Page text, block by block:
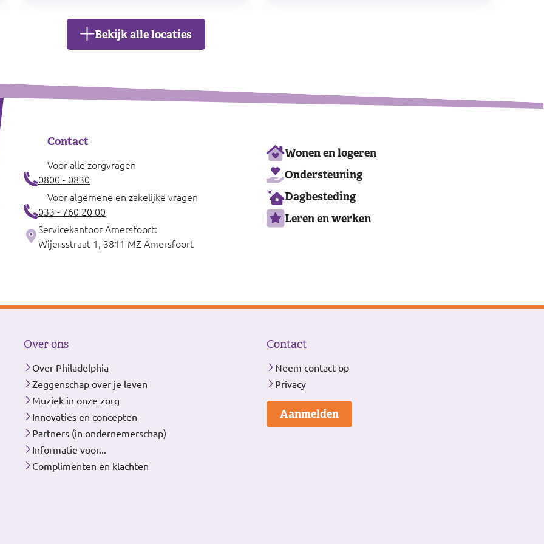
Bekijk alle locaties
Contact
Voor alle zorgvragen
0800 - 0830
Voor algemene en zakelijke vragen
033 - 760 20 00
Servicekantoor Amersfoort:
Wijersstraat 1, 3811 MZ Amersfoort
Ons
aanbod
Wonen en logeren
Ondersteuning
Dagbesteding
Leren en werken
Over ons
Over Philadelphia
Zeggenschap over je leven
Muziek in onze zorg
Innovaties en concepten
Partners (in ondernemerschap)
Informatie voor...
Complimenten en klachten
Contact
Neem contact op
Privacy
Aanmelden